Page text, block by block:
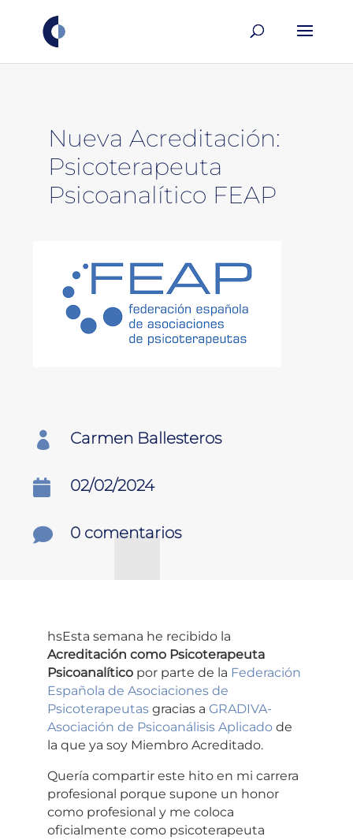
Nueva Acreditación:
Psicoterapeuta
Psicoanalítico FEAP
 Carmen Ballesteros
 02/02/2024
 0 comentarios
hsEsta semana he recibido la
Acreditación como Psicoterapeuta
Psicoanalítico por parte de la Federación
Española de Asociaciones de
Psicoterapeutas gracias aGRADIVA-
Asociación de Psicoanálisis Aplicado de
la que ya soy Miembro Acreditado.
Quería compartir este hito en mi carrera
profesional porque supone un honor
como profesional y me coloca
oficialmente como psicoterapeuta